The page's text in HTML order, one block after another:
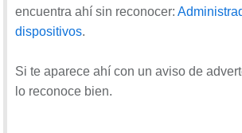
encuentra ahí sin reconocer:
dispositivos.
Si te aparece ahí con un aviso de
lo reconoce bien.